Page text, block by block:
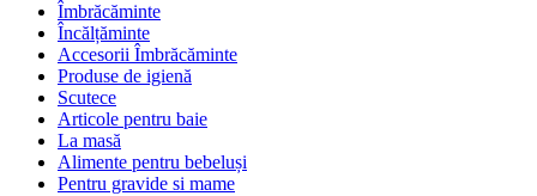
Îmbrăcăminte
Încălțăminte
Accesorii Îmbrăcăminte
Produse de igienă
Scutece
Articole pentru baie
La masă
Alimente pentru bebeluși
Pentru gravide si mame